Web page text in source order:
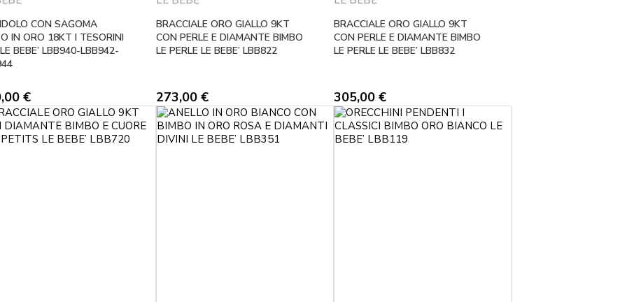
CON SAGOMA
IN ORO 18KT I TESORINI
BEBE’ LBB940-LBB942-
€
BRACCIALE ORO GIALLO 9KT
CON PERLE E DIAMANTE BIMBO
LE PERLE LE BEBE’ LBB822
273,00 €
BRACCIALE ORO GIALLO 9KT
CON PERLE E DIAMANTE BIMBO
LE PERLE LE BEBE’ LBB832
305,00 €